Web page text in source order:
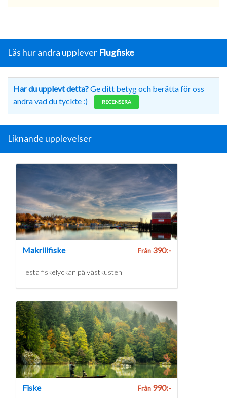
Läs hur andra upplever Flugfiske
Har du upplevt detta?Ge ditt betyg och berätta för oss
andra vad du tyckte :)
RECENSERA
Liknande upplevelser
Makrillfiske Från390:-
Testa fiskelyckan på västkusten
Fiske Från990:-